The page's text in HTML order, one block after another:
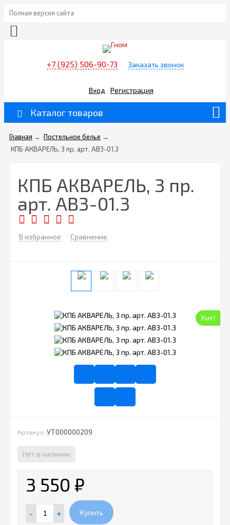
Полная версия сайта
+7 (925) 506-90-73 Заказать звонок
Вход Регистрация
Каталог товаров
Главная → Постельное белье →
КПБ АКВАРЕЛЬ, 3 пр. арт. АВ3-01.3
КПБ АКВАРЕЛЬ, 3 пр.
арт. АВ3-01.3
В избранное Сравнение
Хит!
Артикул: УТ000000209
Нет в наличии
3 550 ₽
- + Купить